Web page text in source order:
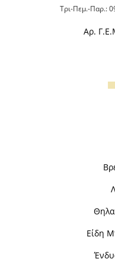
Τρι-Πεμ.-Παρ.:
Αρ.
Είδη